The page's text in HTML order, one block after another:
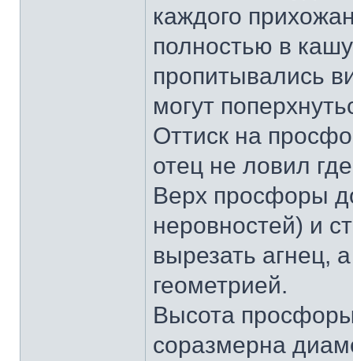
каждого
полностью в
пропитывались
могут
Оттиск на
отец не ловил
Верх просфоры
неровностей) и
вырезать агнец,
геометрией.
Высота
соразмерна